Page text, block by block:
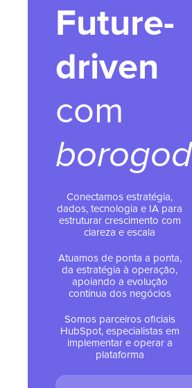
Future-
driven
com
Conectamos estratégia,
dados, tecnologia e IA para
estruturar crescimento com
clareza e escala
Atuamos de ponta a ponta,
da estratégia à operação,
apoiando a evolução
contínua dos negócios
Somos parceiros oficiais
HubSpot, especialistas em
implementar e operar a
plataforma